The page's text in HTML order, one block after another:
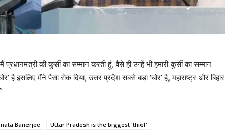
की कुर्सी का सम्मान करती हूं, वैसे ही उन्हें भी हमारी कुर्सी का सम्मान
है इसलिए मैंने पैसा रोक दिया, उत्तर प्रदेश सबसे बड़ा ‘चोर’ है, महाराष्ट्र और बिहार
Banerjee Uttar Pradesh is the biggest 'thief'